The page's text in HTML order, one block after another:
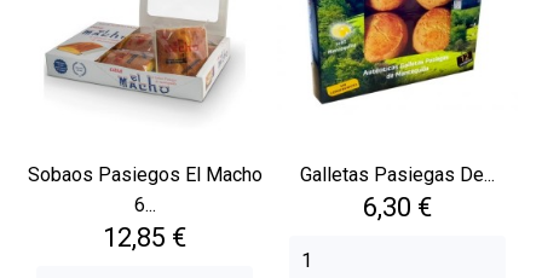
Sobaos Pasiegos El Macho
6...
Precio
12,85 €
Galletas Pasiegas De...
Precio
6,30 €